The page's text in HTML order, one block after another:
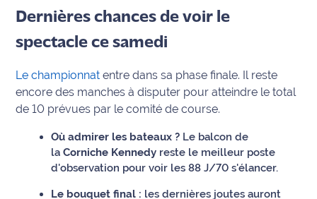
Devenir
annonceur
Recrutement
Mention
légales
Conditions
d'utilisation du
Dernières chances de voir le
spectacle ce samedi
Le championnat entre dans sa phase finale. Il reste
encore des manches à disputer pour atteindre le total
de 10 prévues par le comité de course.
Où admirer les bateaux ? Le balcon de
laCorniche Kennedy reste le meilleur poste
d'observation pour voir les 88 J/70 s'élancer.
Le bouquet final : les dernières joutes auront